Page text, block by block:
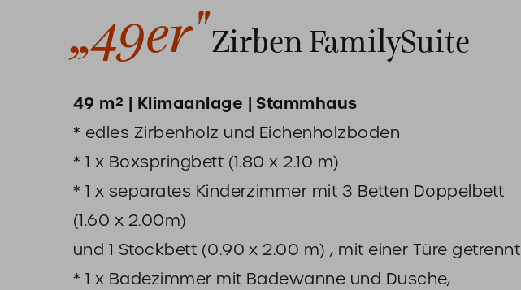
„49er"Zirben FamilySuite
49 m² | Klimaanlage | Stammhaus
* edles Zirbenholz und Eichenholzboden
* 1 x Boxspringbett (1.80 x 2.10 m)
* 1 x separates Kinderzimmer mit 3 Betten Doppelbett
(1.60 x 2.00m)
und 1 Stockbett (0.90 x 2.00 m) , mit einer Türe getrennt
* 1 x Badezimmer mit Badewanne und Dusche,